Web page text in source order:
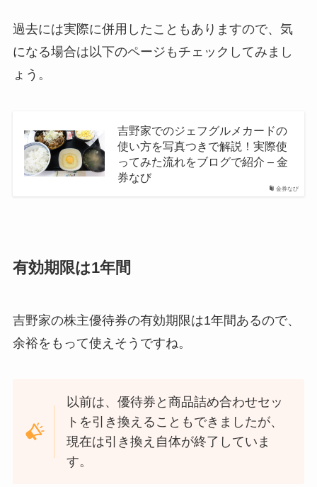
過去には実際に併用したこともありますので、気
になる場合は以下のページもチェックしてみまし
ょう。
金券なび
吉野家でのジェフグルメカードの
使い方を写真つきで解説！実際使
ってみた流れをブログで紹介 – 金
券なび
有効期限は1年間
吉野家の株主優待券の有効期限は1年間あるので、
余裕をもって使えそうですね。
以前は、優待券と商品詰め合わせセッ
トを引き換えることもできましたが、
現在は引き換え自体が終了していま
す。